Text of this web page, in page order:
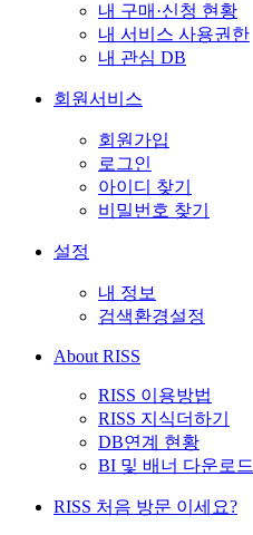
내 구매·신청 현황
내 서비스 사용권한
내 관심 DB
회원서비스
회원가입
로그인
아이디 찾기
비밀번호 찾기
설정
내 정보
검색환경설정
About RISS
RISS 이용방법
RISS 지식더하기
DB연계 현황
BI 및 배너 다운로드
RISS 처음 방문 이세요?